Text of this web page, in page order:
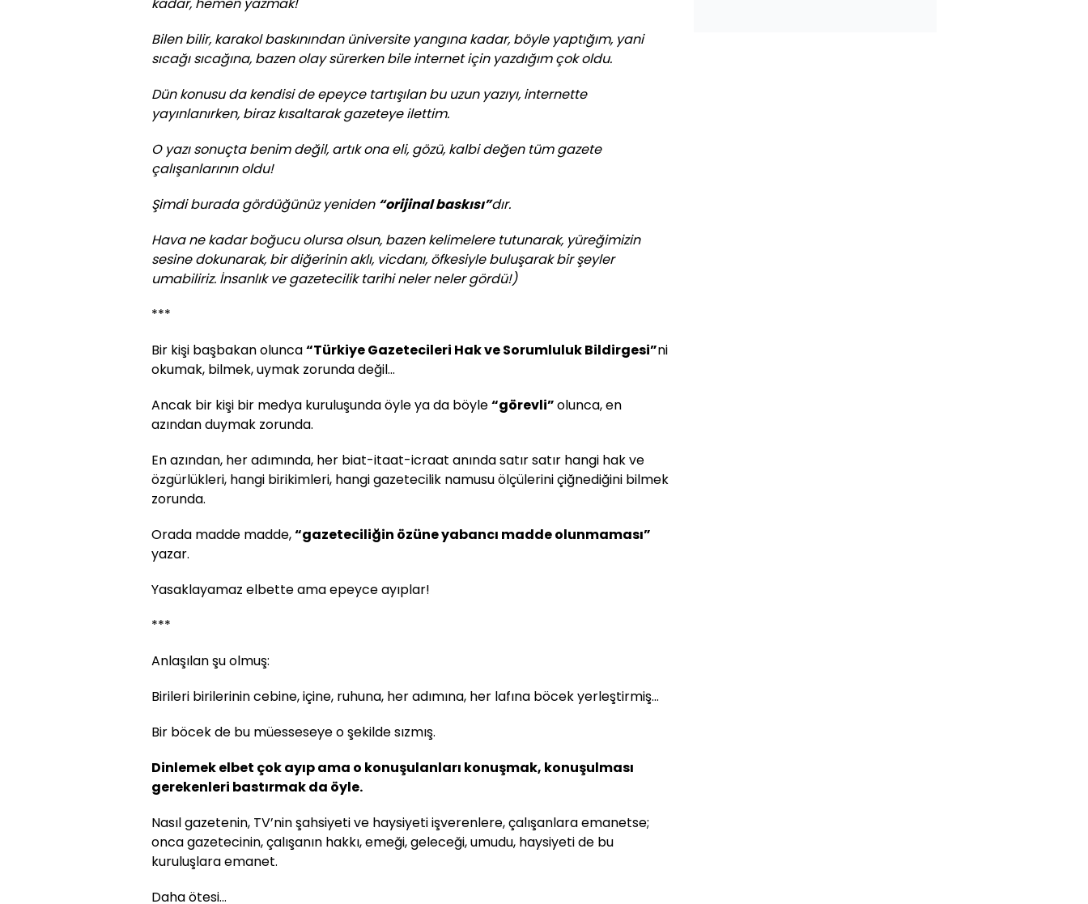
Bilen bilir, karakol baskınından üniversite yangına kadar, böyle yaptığım, yani
sıcağı sıcağına, bazen olay sürerken bile internet için yazdığım çok oldu.
Dün konusu da kendisi de epeyce tartışılan bu uzun yazıyı, internette
yayınlanırken, biraz kısaltarak gazeteye ilettim.
O yazı sonuçta benim değil, artık ona eli, gözü, kalbi değen tüm gazete
çalışanlarının oldu!
Şimdi burada gördüğünüz yeniden “orijinal baskısı”dır.
Hava ne kadar boğucu olursa olsun, bazen kelimelere tutunarak, yüreğimizin
sesine dokunarak, bir diğerinin aklı, vicdanı, öfkesiyle buluşarak bir şeyler
umabiliriz. İnsanlık ve gazetecilik tarihi neler neler gördü!)
***
Bir kişi başbakan olunca“Türkiye Gazetecileri Hak ve Sorumluluk Bildirgesi”ni
okumak, bilmek, uymak zorunda değil…
Ancak bir kişi bir medya kuruluşunda öyle ya da böyle“görevli”olunca, en
azından duymak zorunda.
En azından, her adımında, her biat-itaat-icraat anında satır satır hangi hak ve
özgürlükleri, hangi birikimleri, hangi gazetecilik namusu ölçülerini çiğnediğini bilmek
zorunda.
Orada madde madde,“gazeteciliğin özüne yabancı madde olunmaması”
yazar.
Yasaklayamaz elbette ama epeyce ayıplar!
***
Anlaşılan şu olmuş:
Birileri birilerinin cebine, içine, ruhuna, her adımına, her lafına böcek yerleştirmiş…
Bir böcek de bu müesseseye o şekilde sızmış.
Dinlemek elbet çok ayıp ama o konuşulanları konuşmak, konuşulması
gerekenleri bastırmak da öyle.
Nasıl gazetenin, TV’nin şahsiyeti ve haysiyeti işverenlere, çalışanlara emanetse;
onca gazetecinin, çalışanın hakkı, emeği, geleceği, umudu, haysiyeti de bu
kuruluşlara emanet.
Daha ötesi…